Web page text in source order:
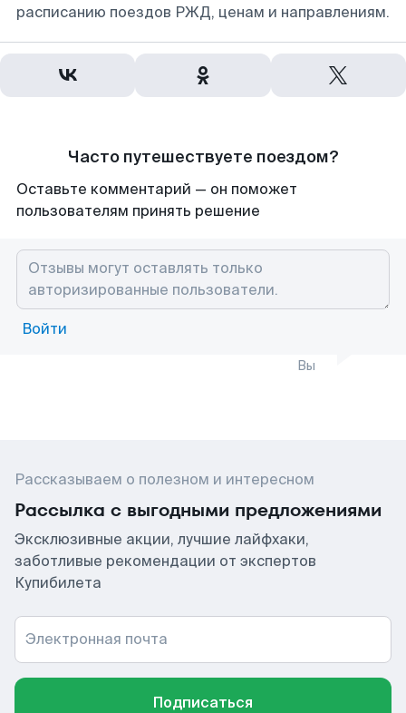
расписанию поездов РЖД, ценам и направлениям.
Часто путешествуете поездом?
Оставьте комментарий — он поможет
пользователям принять решение
Войти
Вы
Рассказываем о полезном и интересном
Рассылка с выгодными предложениями
Эксклюзивные акции, лучшие лайфхаки,
заботливые рекомендации от экспертов
Купибилета
Электронная почта
Подписаться